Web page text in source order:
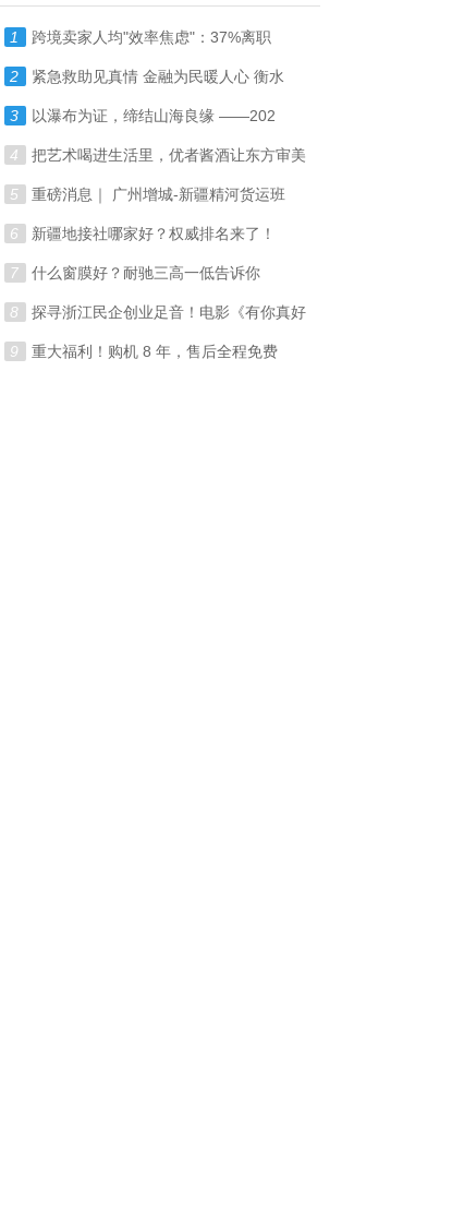
1 跨境卖家人均"效率焦虑"：37%离职
2 紧急救助见真情 金融为民暖人心 衡水
3 以瀑布为证，缔结山海良缘 ——202
4 把艺术喝进生活里，优者酱酒让东方审美
5 重磅消息｜ 广州增城-新疆精河货运班
6 新疆地接社哪家好？权威排名来了！
7 什么窗膜好？耐驰三高一低告诉你
8 探寻浙江民企创业足音！电影《有你真好
9 重大福利！购机 8 年，售后全程免费